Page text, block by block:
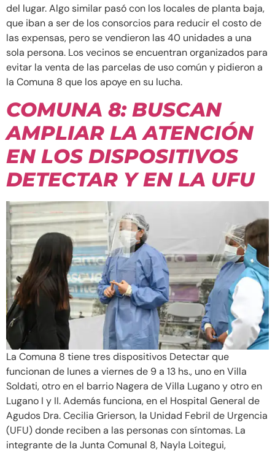
del lugar. Algo similar pasó con los locales de planta baja,
que iban a ser de los consorcios para reducir el costo de
las expensas, pero se vendieron las 40 unidades a una
sola persona. Los vecinos se encuentran organizados para
evitar la venta de las parcelas de uso común y pidieron a
la Comuna 8 que los apoye en su lucha.
COMUNA 8: BUSCAN
AMPLIAR LA ATENCIÓN
EN LOS DISPOSITIVOS
DETECTAR Y EN LA UFU
La Comuna 8 tiene tres dispositivos Detectar que
funcionan de lunes a viernes de 9 a 13 hs., uno en Villa
Soldati, otro en el barrio Nagera de Villa Lugano y otro en
Lugano I y II. Además funciona, en el Hospital General de
Agudos Dra. Cecilia Grierson, la Unidad Febril de Urgencia
(UFU) donde reciben a las personas con síntomas. La
integrante de la Junta Comunal 8, Nayla Loitegui,